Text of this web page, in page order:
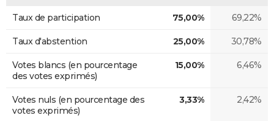
Taux de participation 75,00% 69,22%
Taux d'abstention 25,00% 30,78%
Votes blancs (en pourcentage
des votes exprimés)
15,00% 6,46%
Votes nuls (en pourcentage des
votes exprimés)
3,33% 2,42%